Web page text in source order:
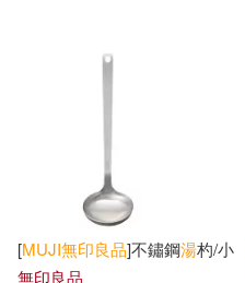
[MUJI無印良品]不鏽鋼湯杓/小
無印良品